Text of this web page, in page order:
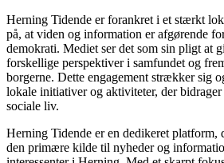
Herning Tidende er forankret i et stærkt
på, at viden og information er afgørende
demokrati. Mediet ser det som sin pligt at
forskellige perspektiver i samfundet og
borgerne. Dette engagement strækker sig
lokale initiativer og aktiviteter, der
sociale liv.
Herning Tidende er en dedikeret platform,
den primære kilde til nyheder og